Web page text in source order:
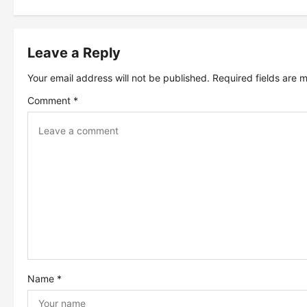
s
t
n
a
t
Leave a Reply
Your email address will not be published. Required fields are
Comment *
Name *